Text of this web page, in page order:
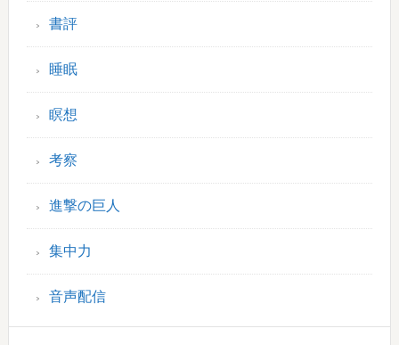
書評
睡眠
瞑想
考察
進撃の巨人
集中力
音声配信